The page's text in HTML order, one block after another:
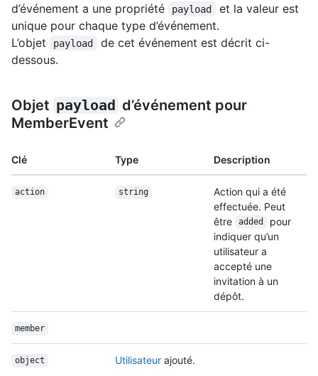
d’événement a une propriété
payload
et la valeur est
unique pour chaque type d’événement.
L’objet
payload
de cet événement est décrit ci-
dessous.
Objet payload d’événement pour
MemberEvent
Clé Type Description
action string
Action qui a été
effectuée. Peut
être
added
pour
indiquer qu’un
utilisateur a
accepté une
invitation à un
dépôt.
member
object Utilisateur ajouté.